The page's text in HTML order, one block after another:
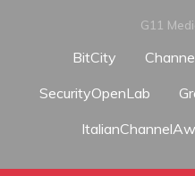
G11
BitCity
SecurityOpenLab